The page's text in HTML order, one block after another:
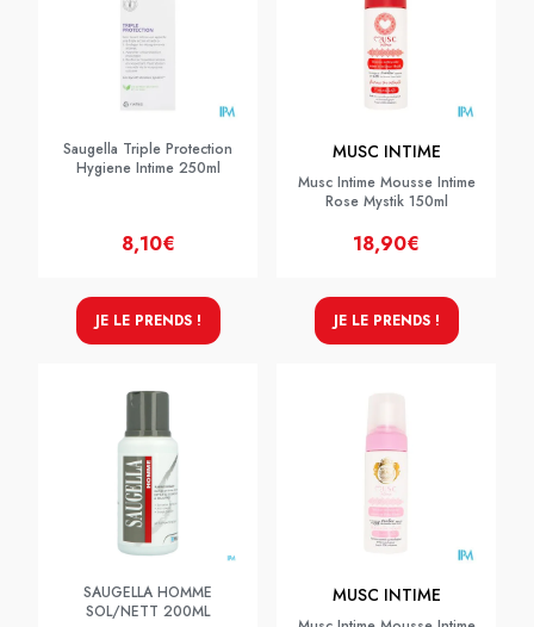
Saugella Triple Protection
Hygiene Intime 250ml
8,10€
JE LE PRENDS !
MUSC INTIME
Musc Intime Mousse Intime
Rose Mystik 150ml
18,90€
JE LE PRENDS !
SAUGELLA HOMME
SOL/NETT 200ML
MUSC INTIME